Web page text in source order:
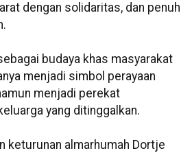
dengan solidaritas, dan penuh
budaya khas masyarakat
menjadi simbol perayaan
menjadi perekat
yang ditinggalkan.
keturunan almarhumah Dortje